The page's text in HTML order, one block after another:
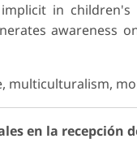
in
awareness
multiculturalism,
en la recepción